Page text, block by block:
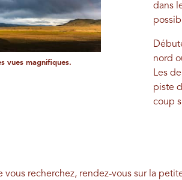
vues magnifiques.
dans
nord
Les
piste
coup
vous recherchez, rendez-vous sur la